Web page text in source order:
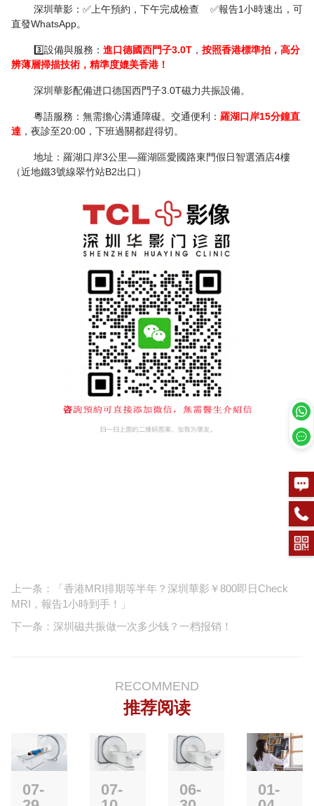
深圳華影：✅上午預約，下午完成檢查 ✅報告1小時速出，可
直發WhatsApp。
3️⃣設備與服務： 進口德國西門子3.0T ， 按照香港標準拍，高分
辨薄層掃描技術， 精準度媲美香港！
深圳華影配備进口德国西門子3.0T磁力共振設備。
粵語服務：無需擔心溝通障礙。交通便利： 羅湖口岸15分鐘直
達 ，夜診至20:00，下班過關都趕得切。
地址：羅湖口岸3公里—羅湖區愛國路東門假日智選酒店4樓
（近地鐵3號線翠竹站B2出口）
上一条：「香港MRI排期等半年？深圳華影￥800即日Check
MRI，報告1小時到手！」
下一条：深圳磁共振做一次多少钱？一档报销！
RECOMMEND
推荐阅读
07-
07-
06-
01-